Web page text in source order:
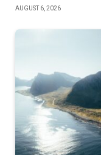
AUGUST 6, 2026